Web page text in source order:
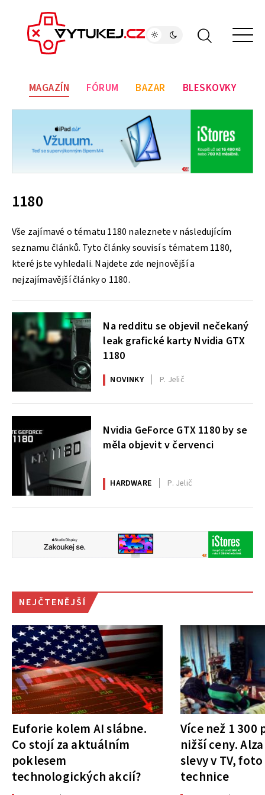
MAGAZÍN FÓRUM BAZAR BLESKOVKY
1180
Vše zajímavé o tématu 1180 naleznete v následujícím
seznamu článků. Tyto články souvisí s tématem 1180,
které jste vyhledali. Najdete zde nejnovější a
nejzajímavější články o 1180.
Na redditu se objevil nečekaný
leak grafické karty Nvidia GTX
1180
NOVINKY P. Jelič
Nvidia GeForce GTX 1180 by se
měla objevit v červenci
HARDWARE P. Jelič
NEJČTENĚJŠÍ
Euforie kolem AI slábne.
Co stojí za aktuálním
poklesem
technologických akcií?
Více než 1
nižší ceny.
slevy v TV,
technice